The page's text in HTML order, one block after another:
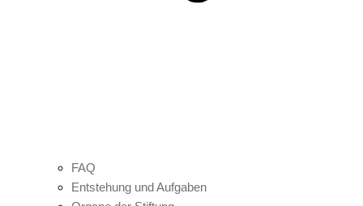
FAQ
Entstehung und Aufgaben